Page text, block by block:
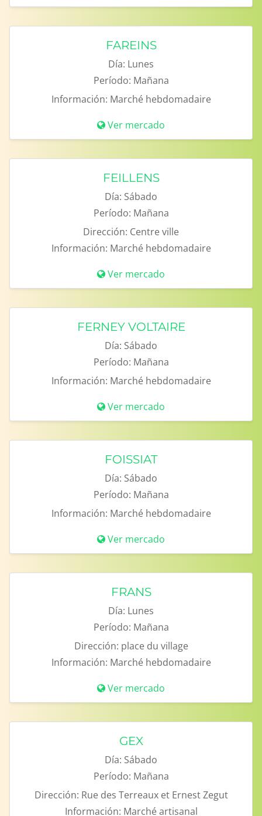
FAREINS
Día: Lunes
Período: Mañana
Información: Marché hebdomadaire
Ver mercado
FEILLENS
Día: Sábado
Período: Mañana
Dirección: Centre ville
Información: Marché hebdomadaire
Ver mercado
FERNEY VOLTAIRE
Día: Sábado
Período: Mañana
Información: Marché hebdomadaire
Ver mercado
FOISSIAT
Día: Sábado
Período: Mañana
Información: Marché hebdomadaire
Ver mercado
FRANS
Día: Lunes
Período: Mañana
Dirección: place du village
Información: Marché hebdomadaire
Ver mercado
GEX
Día: Sábado
Período: Mañana
Dirección: Rue des Terreaux et Ernest Zegut
Información: Marché artisanal